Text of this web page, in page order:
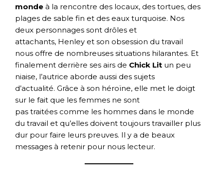
monde à la rencontre des locaux, des tortues, des
plages de sable fin et des eaux turquoise. Nos
deux personnages sont drôles et
attachants, Henley et son obsession du travail
nous offre de nombreuses situations hilarantes. Et
finalement derrière ses airs de Chick Lit un peu
niaise, l’autrice aborde aussi des sujets
d’actualité. Grâce à son héroïne, elle met le doigt
sur le fait que les femmes ne sont
pas traitées comme les hommes dans le monde
du travail et qu’elles doivent toujours travailler plus
dur pour faire leurs preuves. Il y a de beaux
messages à retenir pour nous lecteur.